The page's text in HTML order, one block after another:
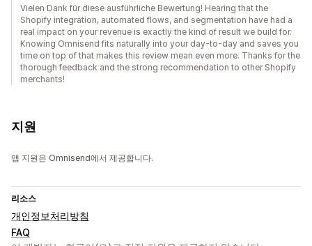
Vielen Dank für diese ausführliche Bewertung! Hearing that the
Shopify integration, automated flows, and segmentation have had a
real impact on your revenue is exactly the kind of result we build for.
Knowing Omnisend fits naturally into your day-to-day and saves you
time on top of that makes this review mean even more. Thanks for the
thorough feedback and the strong recommendation to other Shopify
merchants!
지원
앱 지원은 Omnisend에서 제공합니다.
리소스
개인정보처리방침
FAQ